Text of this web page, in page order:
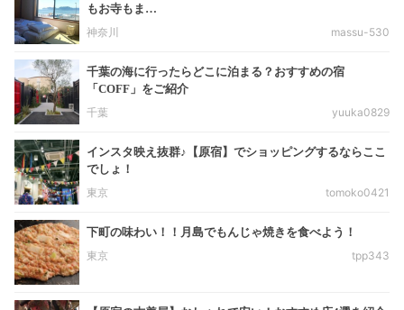
もお寺もま…
神奈川
massu-530
千葉の海に行ったらどこに泊まる？おすすめの宿
「COFF」をご紹介
千葉
yuuka0829
インスタ映え抜群♪【原宿】でショッピングするならここ
でしょ！
東京
tomoko0421
下町の味わい！！月島でもんじゃ焼きを食べよう！
東京
tpp343